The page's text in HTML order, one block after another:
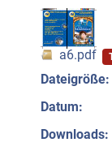
a6.pdf
Dateigröße:
Datum:
Downloads: